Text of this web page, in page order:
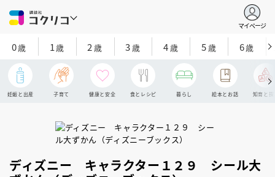
マイページ
0歳 1歳 2 歳 3歳 4歳 5歳 6歳
妊娠と出産 子育て 健康と安全 食とレシピ 暮らし 絵本とお話 知育と探
ディズニー キャラクター１２９ シール大